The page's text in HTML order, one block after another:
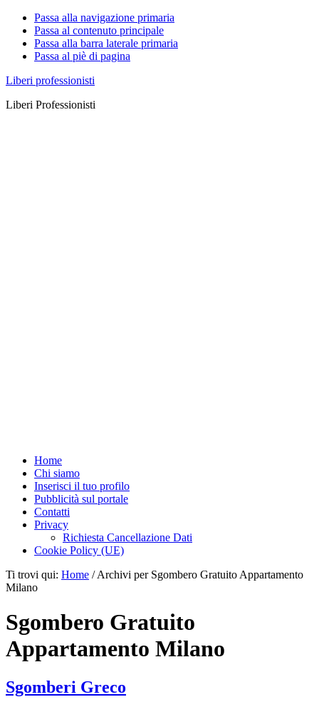
Passa alla navigazione primaria
Passa al contenuto principale
Passa alla barra laterale primaria
Passa al piè di pagina
Liberi professionisti
Liberi Professionisti
Home
Chi siamo
Inserisci il tuo profilo
Pubblicità sul portale
Contatti
Privacy
Richiesta Cancellazione Dati
Cookie Policy (UE)
Ti trovi qui: Home /Archivi per Sgombero Gratuito Appartamento
Milano
Sgombero Gratuito
Appartamento Milano
Sgomberi Greco